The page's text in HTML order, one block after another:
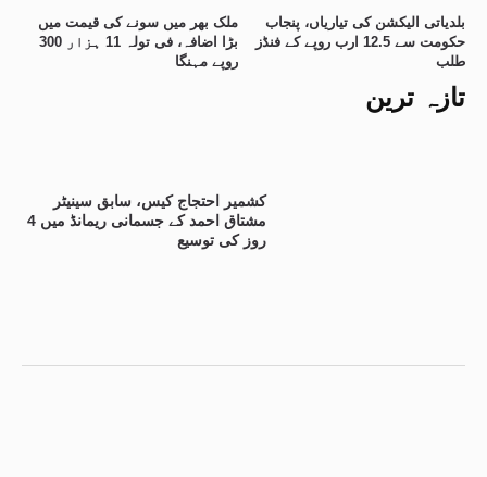
تازہ ترین
کشمیر احتجاج کیس، سابق سینیٹر
مشتاق احمد کے جسمانی ریمانڈ میں 4
روز کی توسیع
ملک بھر میں سونے کی قیمت میں
بڑا اضافہ، فی تولہ 11 ہزار 300
روپے مہنگا
بلدیاتی الیکشن کی تیاریاں، پنجاب
حکومت سے 12.5 ارب روپے کے فنڈز
طلب